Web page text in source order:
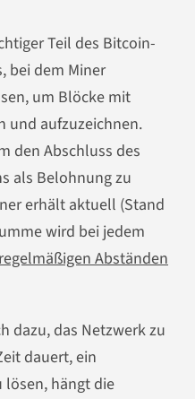
Teil des Bitcoin-
bei dem Miner
um Blöcke mit
und aufzuzeichnen.
den Abschluss des
als Belohnung zu
erhält aktuell (Stand
wird bei jedem
Abständen
dazu, das Netzwerk zu
dauert, ein
lösen, hängt die